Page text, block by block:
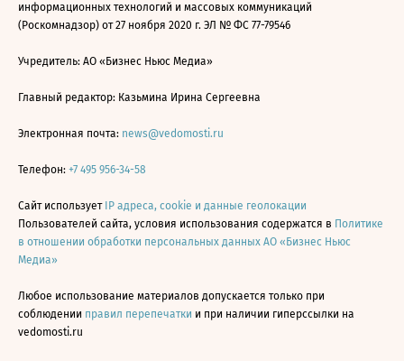
информационных технологий и массовых коммуникаций
(Роскомнадзор) от 27 ноября 2020 г. ЭЛ № ФС 77-79546
Учредитель: АО «Бизнес Ньюс Медиа»
Главный редактор: Казьмина Ирина Сергеевна
Электронная почта: news@vedomosti.ru
Телефон: +7 495 956-34-58
Сайт использует IP адреса, cookie и данные геолокации
Пользователей сайта, условия использования содержатся в Политике
в отношении обработки персональных данных АО «Бизнес Ньюс
Медиа»
Любое использование материалов допускается только при
соблюдении правил перепечатки и при наличии гиперссылки на
vedomosti.ru